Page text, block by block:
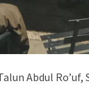
Abdul